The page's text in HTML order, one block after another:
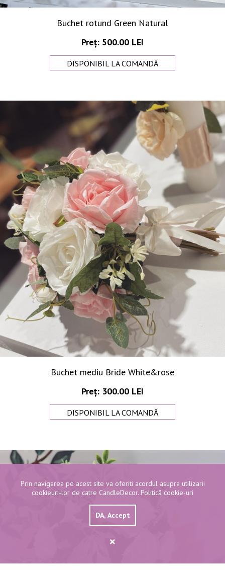
Buchet rotund Green Natural
Preț: 500.00 LEI
DISPONIBIL LA COMANDĂ
Buchet mediu Bride White&rose
Preț: 300.00 LEI
DISPONIBIL LA COMANDĂ
Prin navigarea pe acest site va oferiti acordul asupra utilizarii
cookieuri-lor de catre CandleDecor. Politică cookie-uri
DA, Accept